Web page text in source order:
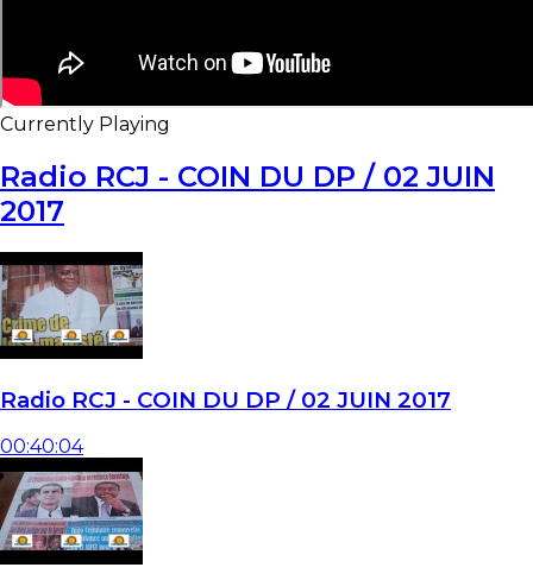
Currently Playing
Radio RCJ - COIN DU DP / 02 JUIN
2017
Radio RCJ - COIN DU DP / 02 JUIN 2017
00:40:04